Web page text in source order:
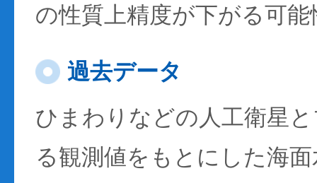
の性質上精度が下がる可
過去データ
ひまわりなどの人工衛星
る観測値をもとにした海